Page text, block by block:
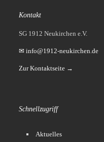
Kontakt
SG 1912 Neukirchen e.V.
✉ info@1912-neukirchen.de
Zur Kontaktseite →
Schnellzugriff
Aktuelles